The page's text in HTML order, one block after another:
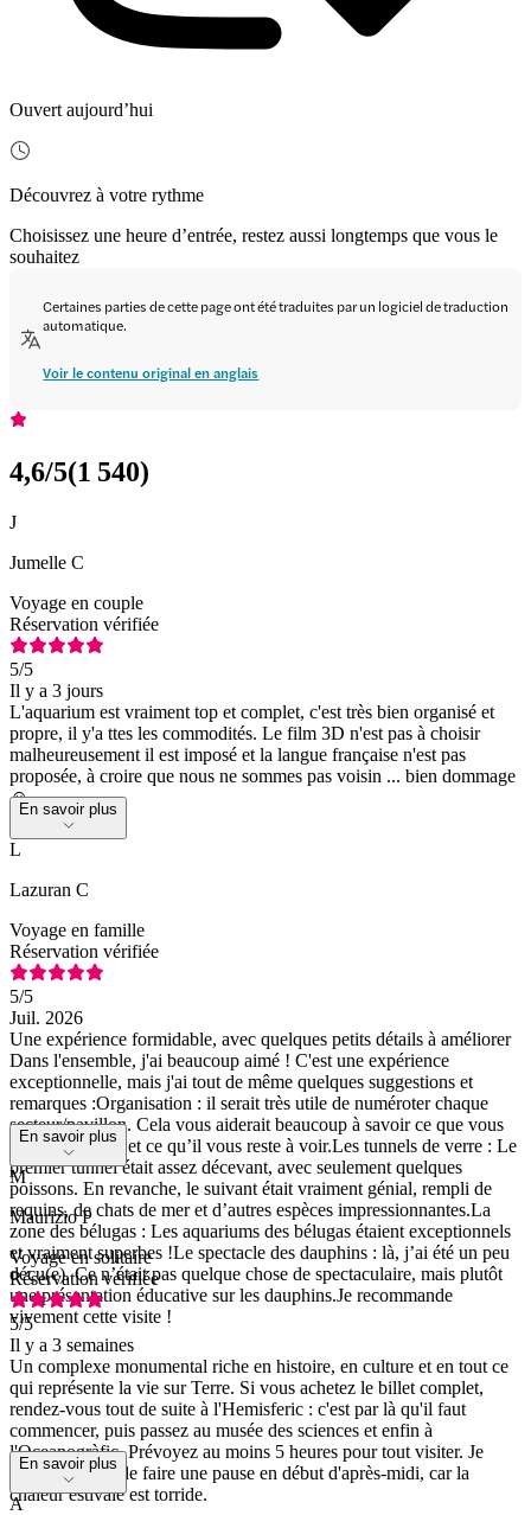
Ouvert aujourd’hui
Découvrez à votre rythme
Choisissez une heure d’entrée, restez aussi longtemps que vous le
souhaitez
Certaines parties de cette page ont été traduites par un logiciel de traduction
automatique.
Voir le contenu original en anglais
4,6/5(1 540)
J
Jumelle C
Voyage en couple
Réservation vérifiée
5/5
Il y a 3 jours
L'aquarium est vraiment top et complet, c'est très bien organisé et
propre, il y'a ttes les commodités. Le film 3D n'est pas à choisir
malheureusement il est imposé et la langue française n'est pas
proposée, à croire que nous ne sommes pas voisin ... bien dommage
☺️
En savoir plus
L
Lazuran C
Voyage en famille
Réservation vérifiée
5/5
Juil. 2026
Une expérience formidable, avec quelques petits détails à améliorer ​
Dans l'ensemble, j'ai beaucoup aimé ! C'est une expérience
exceptionnelle, mais j'ai tout de même quelques suggestions et
remarques : ​Organisation : il serait très utile de numéroter chaque
secteur/pavillon. Cela vous aiderait beaucoup à savoir ce que vous
avez déjà visité et ce qu’il vous reste à voir. ​Les tunnels de verre : Le
premier tunnel était assez décevant, avec seulement quelques
poissons. En revanche, le suivant était vraiment génial, rempli de
requins, de chats de mer et d’autres espèces impressionnantes. ​La
zone des bélugas : Les aquariums des bélugas étaient exceptionnels
et vraiment superbes ! ​Le spectacle des dauphins : là, j’ai été un peu
déçu(e). Ce n’était pas quelque chose de spectaculaire, mais plutôt
une présentation éducative sur les dauphins. ​Je recommande
vivement cette visite !
En savoir plus
M
Maurizio P
Voyage en solitaire
Réservation vérifiée
5/5
Il y a 3 semaines
Un complexe monumental riche en histoire, en culture et en tout ce
qui représente la vie sur Terre. Si vous achetez le billet complet,
rendez-vous tout de suite à l'Hemisferic : c'est par là qu'il faut
commencer, puis passez au musée des sciences et enfin à
l'Oceanogràfic. Prévoyez au moins 5 heures pour tout visiter. Je
vous conseille de faire une pause en début d'après-midi, car la
chaleur estivale est torride.
En savoir plus
A